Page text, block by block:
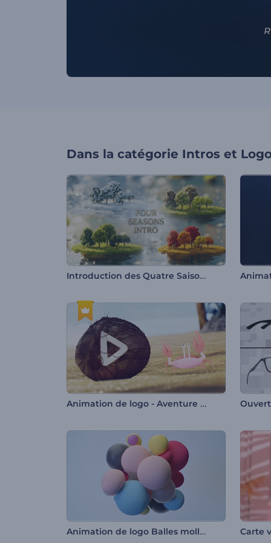
Dans la catégorie Intros et
Introduction des Quatre Saisons
Animation de logo - Aventure tropicale
Animation de logo Balles molles Carte